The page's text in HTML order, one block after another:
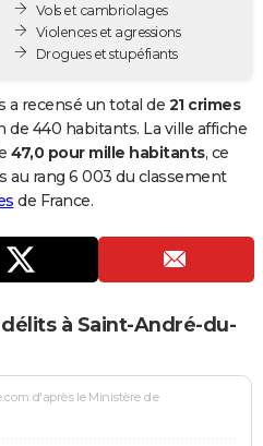
Vols et cambriolages
Violences et agressions
Drogues et stupéfiants
a recensé un total de 21 crimes
440 habitants. La ville affiche
47,0 pour mille habitants, ce
au rang 6 003 du classement
de France.
à Saint-André-du-
d'après le Ministère de